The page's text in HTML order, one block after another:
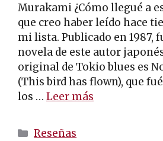
Murakami ¿Cómo llegué a
que creo haber leído hace
mi lista. Publicado en 1987,
novela de este autor
original de Tokio blues es
(This bird has flown), que
los … Leer más
Categorías
Reseñas